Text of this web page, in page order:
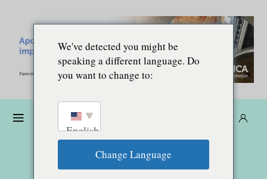
We've detected you might be
speaking a different language. Do
you want to change to:
English
Change Language